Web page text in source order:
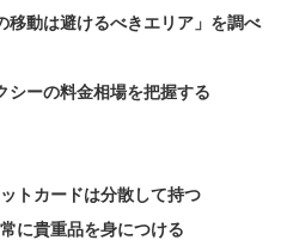
移動は避けるべきエリア」を調べ
シーの料金相場を把握する
トカードは分散して持つ
に貴重品を身につける